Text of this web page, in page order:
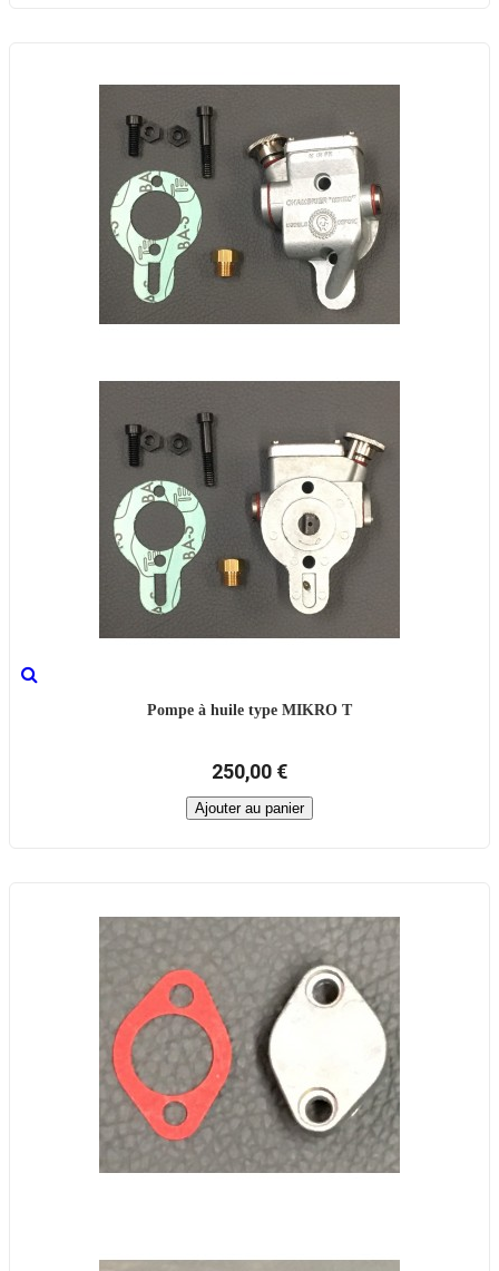
Pompe à huile type MIKRO T
250,00 €
Ajouter au panier